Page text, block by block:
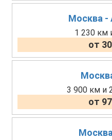
Москва -
1 230 км
от
3 900 км и
от